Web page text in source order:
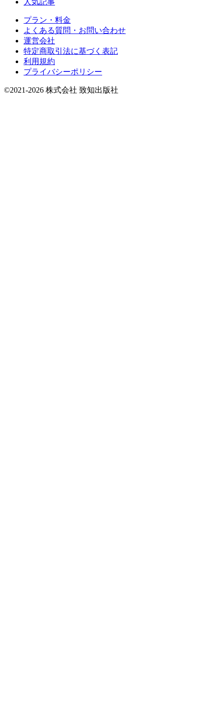
プラン・料金
よくある質問・お問い合わせ
運営会社
特定商取引法に基づく表記
利用規約
プライバシーポリシー
©2021-2026 株式会社 致知出版社